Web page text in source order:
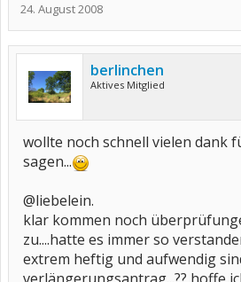
24. August 2008
berlinchen
Aktives Mitglied
wollte noch schnell vielen dank
sagen...
@liebelein.
klar kommen noch
zu....hatte es immer so
extrem heftig und aufwendig